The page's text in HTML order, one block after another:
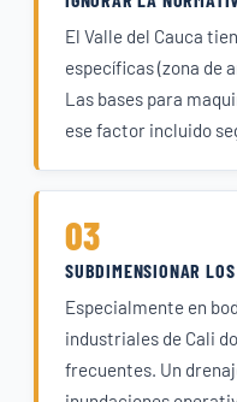
El Valle del Cauca
específicas (zona de
Las bases para
ese factor incluido
03
SUBDIMENSIONAR
Especialmente en
industriales de Cali
frecuentes. Un